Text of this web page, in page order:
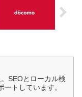
SEOとローカル検
ートしています。